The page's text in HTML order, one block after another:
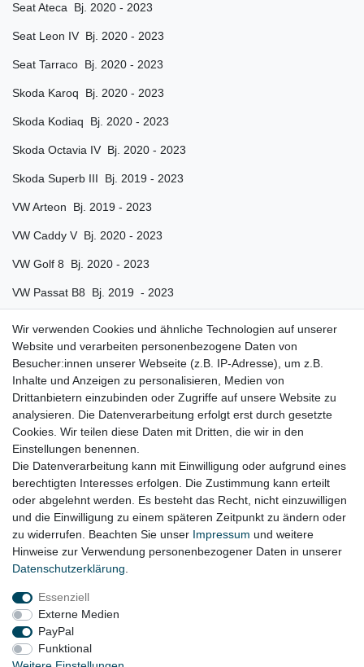
Seat Ateca Bj. 2020 - 2023
Seat Leon IV Bj. 2020 - 2023
Seat Tarraco Bj. 2020 - 2023
Skoda Karoq Bj. 2020 - 2023
Skoda Kodiaq Bj. 2020 - 2023
Skoda Octavia IV Bj. 2020 - 2023
Skoda Superb III Bj. 2019 - 2023
VW Arteon Bj. 2019 - 2023
VW Caddy V Bj. 2020 - 2023
VW Golf 8 Bj. 2020 - 2023
VW Passat B8 Bj. 2019 - 2023
VW Tiguan Allspace Bj. 2019 - 2023
VW Touran II Bj. 2019 - 2023
Lieferzeit etwa 1 bis 3 Werktage
Wir verwenden Cookies und ähnliche Technologien auf unserer
Website und verarbeiten personenbezogene Daten von
Besucher:innen unserer Webseite (z.B. IP-Adresse), um z.B.
Inhalte und Anzeigen zu personalisieren, Medien von
Drittanbietern einzubinden oder Zugriffe auf unsere Website zu
analysieren. Die Datenverarbeitung erfolgt erst durch gesetzte
Cookies. Wir teilen diese Daten mit Dritten, die wir in den
Einstellungen benennen.
Die Datenverarbeitung kann mit Einwilligung oder aufgrund eines
berechtigten Interesses erfolgen. Die Zustimmung kann erteilt
oder abgelehnt werden. Es besteht das Recht, nicht einzuwilligen
und die Einwilligung zu einem späteren Zeitpunkt zu ändern oder
zu widerrufen. Beachten Sie unser Impressum und weitere
Hinweise zur Verwendung personenbezogener Daten in unserer
Daten­schutz­erklärung
Essenziell
Externe Medien
PayPal
Funktional
Impressum
Widerrufs­recht